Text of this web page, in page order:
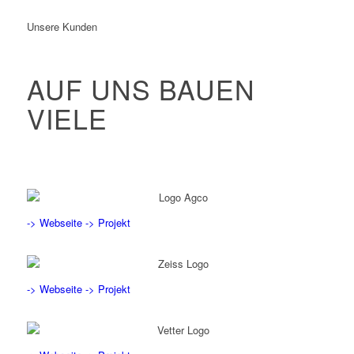
Unsere Kunden
AUF UNS BAUEN
VIELE
-> Webseite -> Projekt
-> Webseite -> Projekt